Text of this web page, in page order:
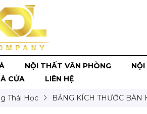
NỘI THẤT VĂN PHÒNG
CỬA
LIÊN HỆ
Thái Học BẢNG KÍCH THƯỚC BÀN